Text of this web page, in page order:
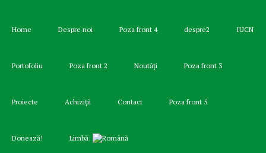
Home Despre noi Poza front 4 despre2 IUCN
Portofoliu Poza front 2 Noutăți Poza front 3
Proiecte Achiziții Contact Poza front 5
Donează! Limbă: